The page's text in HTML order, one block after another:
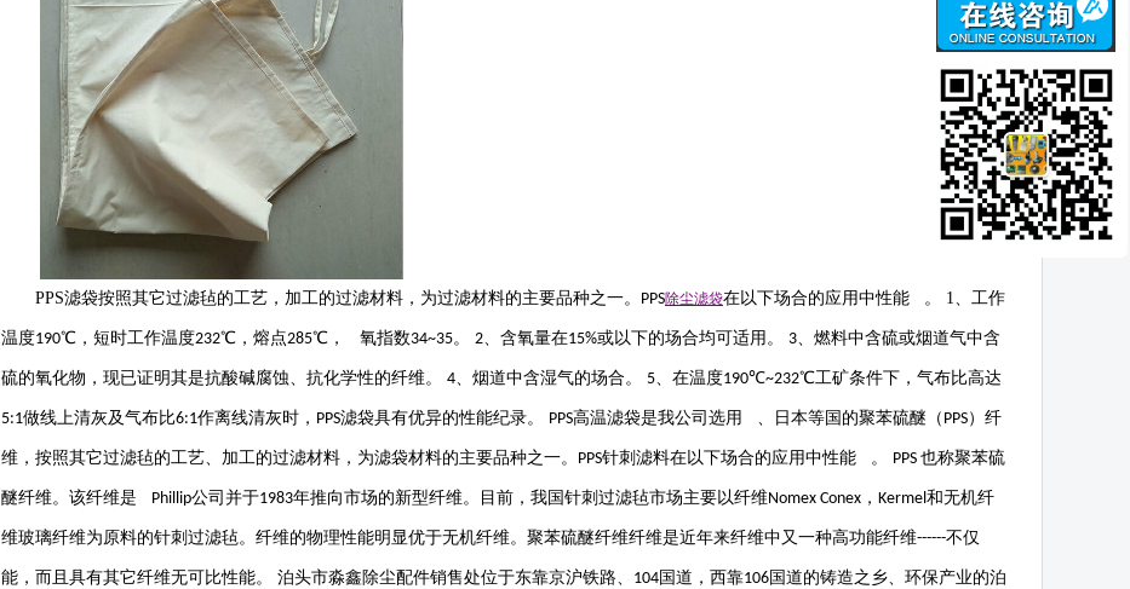
PPS滤袋按照其它过滤毡的工艺，加工的过滤材料，为过滤材料的主要品种之一。 PPS除尘滤袋在以下场合的应用中性能 。 1、工作
温度190℃，短时工作温度232℃，熔点285℃， 氧指数34~35。 2、含氧量在15%或以下的场合均可适用。 3、燃料中含硫或烟道气中含
硫的氧化物，现已证明其是抗酸碱腐蚀、抗化学性的纤维。 4、烟道中含湿气的场合。 5、在温度190℃~232℃工矿条件下，气布比高达
5:1做线上清灰及气布比6:1作离线清灰时， PPS滤袋具有优异的性能纪录。 PPS高温滤袋是我公司选用 、日本等国的聚苯硫醚（ PPS）纤
维，按照其它过滤毡的工艺、加工的过滤材料，为滤袋材料的主要品种之一。 PPS针刺滤料在以下场合的应用中性能 。 PPS 也称聚苯硫
醚纤维。该纤维是 Phillip公司并于1983年推向市场的新型纤维。目前，我国针刺过滤毡市场主要以纤维Nomex Conex ， Kermel和无机纤
维玻璃纤维为原料的针刺过滤毡。纤维的物理性能明显优于无机纤维。聚苯硫醚纤维纤维是近年来纤维中又一种高功能纤维------不仅
能，而且具有其它纤维无可比性能。 泊头市淼鑫除尘配件销售处位于东靠京沪铁路、 104国道，西靠106国道的铸造之乡、环保产业的泊